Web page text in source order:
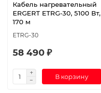
Кабель нагревательный
ERGERT ETRG-30, 5100 Вт,
170 м
ETRG-30
58 490 ₽
В корзину